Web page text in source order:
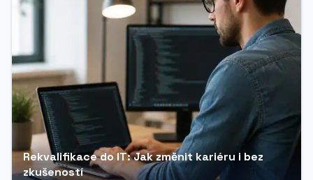
Rekvalifikace do IT: Jak změnit kariéru i bez
zkušeností